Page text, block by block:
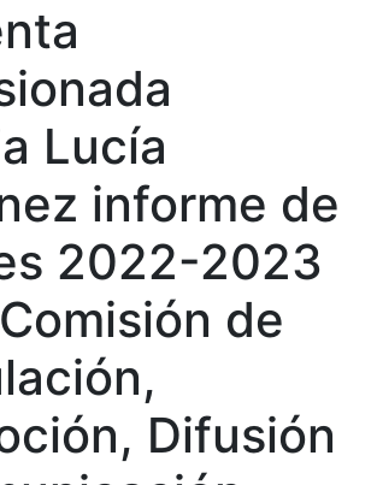
Lucía
informe de
2022-2023
de
Difusión